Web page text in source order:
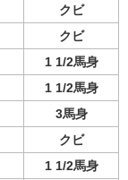
クビ
クビ
1 1/2馬身
1 1/2馬身
3馬身
クビ
1 1/2馬身